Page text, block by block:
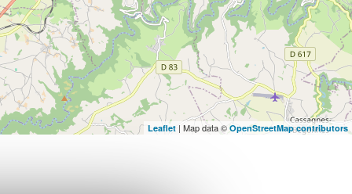
Leaflet | Map data © OpenStreetMap contributors